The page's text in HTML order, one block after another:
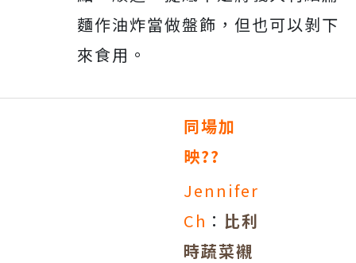
麵作油炸當做盤飾，但也可以剝下
來食用。
同場加
映??
Jennifer
Ch ： 比利
時蔬菜襯